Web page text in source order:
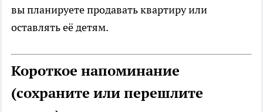
вы планируете продавать квартиру или
оставлять её детям.
Короткое напоминание
(сохраните или перешлите